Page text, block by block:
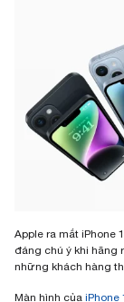
Apple ra mắt iPhone
đáng chú ý khi hãng
những khách hàng
Màn hình của iPhone